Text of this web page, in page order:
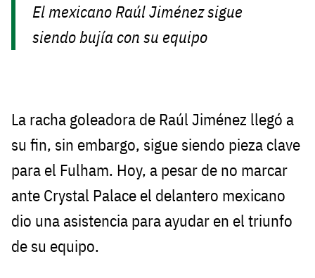
El mexicano Raúl Jiménez sigue
siendo bujía con su equipo
La racha goleadora de Raúl Jiménez llegó a
su fin, sin embargo, sigue siendo pieza clave
para el Fulham. Hoy, a pesar de no marcar
ante Crystal Palace el delantero mexicano
dio una asistencia para ayudar en el triunfo
de su equipo.